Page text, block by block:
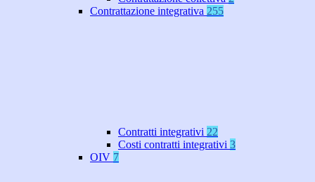
Contrattazione integrativa 255
Contratti integrativi 22
Costi contratti integrativi 3
OIV 7